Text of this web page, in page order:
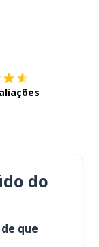
do
que